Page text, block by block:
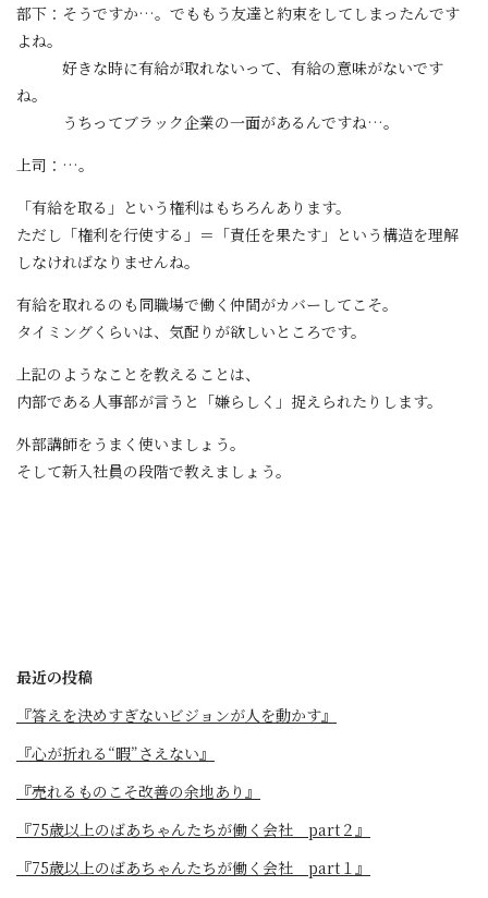
部下：そうですか…。でももう友達と約束をしてしまったんです
よね。
好きな時に有給が取れないって、有給の意味がないです
ね。
うちってブラック企業の一面があるんですね…。
上司：…。
「有給を取る」という権利はもちろんあります。
ただし「権利を行使する」＝「責任を果たす」という構造を理解
しなければなりませんね。
有給を取れるのも同職場で働く仲間がカバーしてこそ。
タイミングくらいは、気配りが欲しいところです。
上記のようなことを教えることは、
内部である人事部が言うと「嫌らしく」捉えられたりします。
外部講師をうまく使いましょう。
そして新入社員の段階で教えましょう。
最近の投稿
『答えを決めすぎないビジョンが人を動かす』
『心が折れる“暇”さえない』
『売れるものこそ改善の余地あり』
『75歳以上のばあちゃんたちが働く会社 part２』
『75歳以上のばあちゃんたちが働く会社 part１』